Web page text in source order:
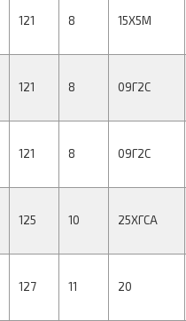
121 8 15Х5М
121 8 09Г2С
121 8 09Г2С
125 10 25ХГСА
127 11 20